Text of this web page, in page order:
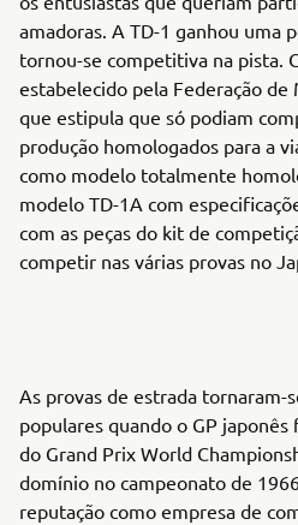
amadoras. A TD-1 ganhou uma
tornou-se competitiva na pista.
estabelecido pela Federação
que estipula que só podiam
produção homologados para a
como modelo totalmente
modelo TD-1A com
com as peças do kit de
competir nas várias provas no
As provas de estrada
populares quando o GP
do Grand Prix World
domínio no campeonato de
reputação como empresa de